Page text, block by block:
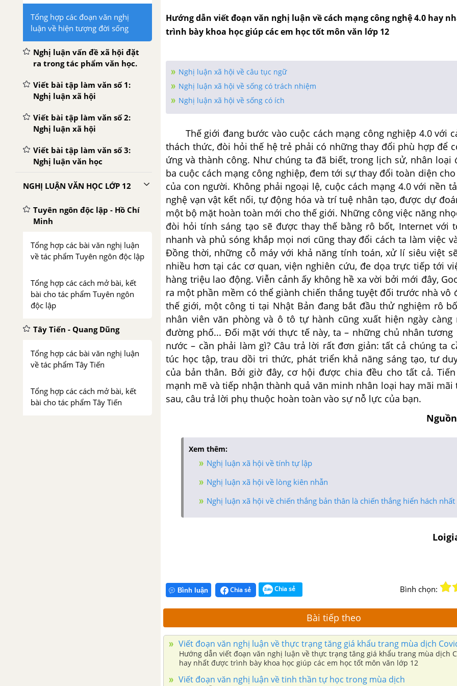
Tổng hợp các đoạn văn nghị
luận về hiện tượng đời sống
Nghị luận vấn đề xã hội đặt
ra trong tác phẩm văn học.
Viết bài tập làm văn số 1:
Nghị luận xã hội
Viết bài tập làm văn số 2:
Nghị luận xã hội
Viết bài tập làm văn số 3:
Nghị luận văn học
NGHỊ LUẬN VĂN HỌC LỚP 12
Tuyên ngôn độc lập - Hồ Chí
Minh
Tổng hợp các bài văn nghị luận
về tác phẩm Tuyên ngôn độc lập
Tổng hợp các cách mở bài, kết
bài cho tác phẩm Tuyên ngôn
độc lập
Tây Tiến - Quang Dũng
Tổng hợp các bài văn nghị luận
về tác phẩm Tây Tiến
Tổng hợp các cách mở bài, kết
bài cho tác phẩm Tây Tiến
Hướng dẫn viết đoạn văn nghị luận về cách mạng công nghệ 4.0 hay
trình bày khoa học giúp các em học tốt môn văn lớp 12
Nghị luận xã hội về câu tục ngữ
Nghị luận xã hội về sống có trách nhiệm
Nghị luận xã hội về sống có ích
Thế giới đang bước vào cuộc cách mạng công nghiệp 4.0 với
thách thức, đòi hỏi thế hệ trẻ phải có những thay đổi phù hợp để
ứng và thành công. Như chúng ta đã biết, trong lịch sử, nhân loại
ba cuộc cách mạng công nghiệp, đem tới sự thay đổi toàn diện
của con người. Không phải ngoại lệ, cuộc cách mạng 4.0 với nền
nghệ vạn vật kết nối, tự động hóa và trí tuệ nhân tạo, được dự
một bộ mặt hoàn toàn mới cho thế giới. Những công việc năng
đòi hỏi tính sáng tạo sẽ được thay thế bằng rô bốt, Internet với
nhanh và phủ sóng khắp mọi nơi cũng thay đổi cách ta làm việc
Đồng thời, những cỗ máy với khả năng tính toán, xử lí siêu việt
nhiều hơn tại các cơ quan, viện nghiên cứu, đe dọa trực tiếp tới
hàng triệu lao động. Viễn cảnh ấy không hề xa vời bởi mới đây,
ra một phần mềm có thể giành chiến thắng tuyệt đối trước nhà vô
thế giới, một công ti tại Nhật Bản đang bắt đầu thử nghiệm rô
nhân viên văn phòng và ô tô tự hành cũng xuất hiện ngày càng
đường phố... Đối mặt với thực tế này, ta – những chủ nhân tương
nước – cần phải làm gì? Câu trả lời rất đơn giản: tất cả chúng ta
túc học tập, trau dồi tri thức, phát triển khả năng sáng tạo, tư
của bản thân. Bởi giờ đây, cơ hội được chia đều cho tất cả.
mạnh mẽ và tiếp nhận thành quả văn minh nhân loại hay mãi mãi
sau, câu trả lời phụ thuộc hoàn toàn vào sự nỗ lực của bạn.
Xem thêm:
Nghị luận xã hội về tính tự lập
Nghị luận xã hội về lòng kiên nhẫn
Nghị luận xã hội về chiến thắng bản thân là chiến thắng hiển hách nhất
Bình luận Chia sẻ Chia sẻ Bình chọn:
Bài tiếp theo
Viết đoạn văn nghị luận về thực trạng tăng giá khẩu trang mùa dịch
Hướng dẫn viết đoạn văn nghị luận về thực trạng tăng giá khẩu trang mùa dịch
hay nhất được trình bày khoa học giúp các em học tốt môn văn lớp 12
Viết đoạn văn nghị luận về tinh thần tự học trong mùa dịch